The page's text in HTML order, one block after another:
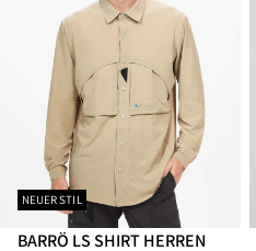
NEUER STIL
BARRÖ LS SHIRT HERREN